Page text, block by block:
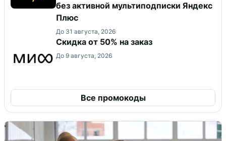
без активной мультиподписки Яндекс
Плюс
До 31 августа, 2026
Скидка от 50% на заказ
До 9 августа, 2026
Все промокоды